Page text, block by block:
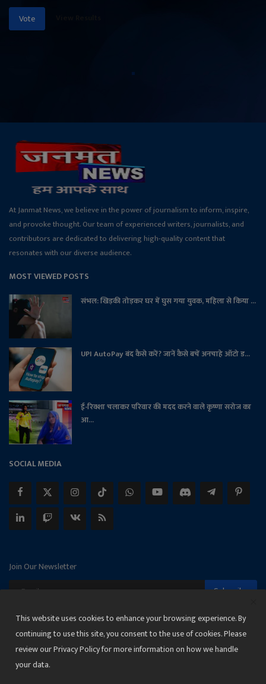
Vote
At Janmat News, we believe in the power of journalism to inform, inspire,
and provoke thought. Our team of experienced writers, journalists, and
contributors are dedicated to delivering high-quality content that
resonates with our diverse audience.
MOST VIEWED POSTS
संभल: खिड़की तोड़कर घर में घुस गया युवक, महिला से किया ...
UPI AutoPay बंद कैसे करें? जानें कैसे बचें अनचाहे ऑटो ड...
ई-रिक्शा चलाकर परिवार की मदद करने वाले कृष्णा सरोज का
आ...
SOCIAL MEDIA
Join Our Newsletter
Subscribe
This website uses cookies to enhance your browsing experience. By
continuing to use this site, you consent to the use of cookies. Please
review our Privacy Policy for more information on how we handle
your data.